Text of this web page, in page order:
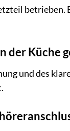
der Küche
und des